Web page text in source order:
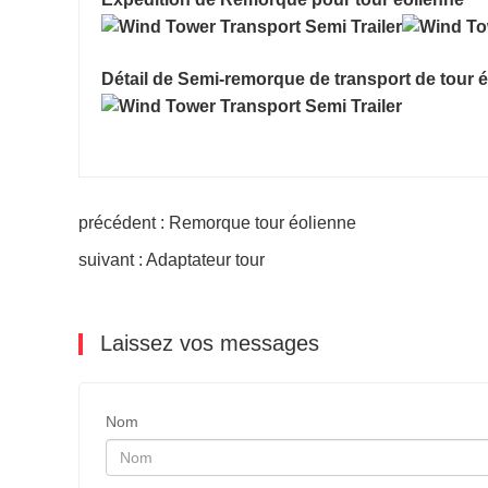
Détail de Semi-remorque de transport de tour
précédent : Remorque tour éolienne
suivant : Adaptateur tour
Laissez vos messages
Nom